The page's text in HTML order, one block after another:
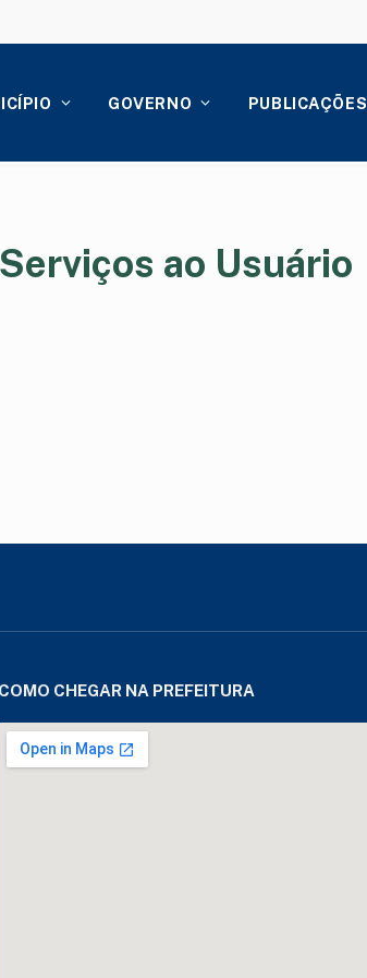
GOVERNO PUBLICAÇÕES
ao Usuário
COMO CHEGAR NA PREFEITURA